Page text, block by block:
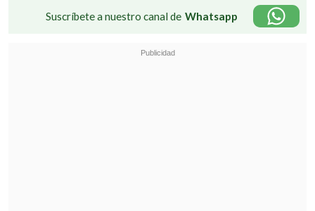
Suscríbete a nuestro canal de Whatsapp